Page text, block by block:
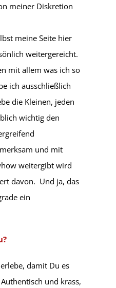
meiner Diskretion
meine Seite hier
weitergereicht.
mit allem was ich so
ich ausschließlich
die Kleinen, jeden
wichtig den
und mit
weitergibt wird
davon. Und ja, das
ein
damit Du es
und krass,